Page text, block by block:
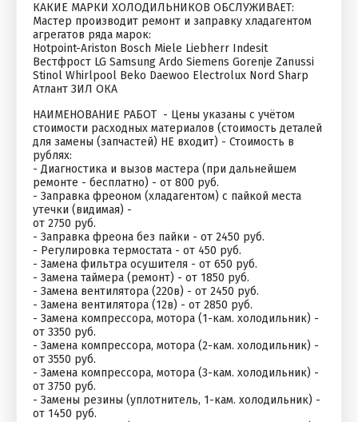
КАКИЕ МАРКИ ХОЛОДИЛЬНИКОВ ОБСЛУЖИВАЕТ:
Мастер производит ремонт и заправку хладагентом
агрегатов ряда марок:
Hotpoint-Ariston Bosch Miele Liebherr Indesit
Вестфрост LG Samsung Ardo Siemens Gorenje Zanussi
Stinol Whirlpool Beko Daewoo Electrolux Nord Sharp
Атлант ЗИЛ ОКА
НАИМЕНОВАНИЕ РАБОТ - Цены указаны с учётом
стоимости расходных материалов (стоимость деталей
для замены (запчастей) НЕ входит) - Стоимость в
рублях:
- Диагностика и вызов мастера (при дальнейшем
ремонте - бесплатно) - от 800 руб.
- Заправка фреоном (хладагентом) с пайкой места
утечки (видимая) -
от 2750 руб.
- Заправка фреона без пайки - от 2450 руб.
- Регулировка термостата - от 450 руб.
- Замена фильтра осушителя - от 650 руб.
- Замена таймера (ремонт) - от 1850 руб.
- Замена вентилятора (220в) - от 2450 руб.
- Замена вентилятора (12в) - от 2850 руб.
- Замена компрессора, мотора (1-кам. холодильник) -
от 3350 руб.
- Замена компрессора, мотора (2-кам. холодильник) -
от 3550 руб.
- Замена компрессора, мотора (3-кам. холодильник) -
от 3750 руб.
- Замены резины (уплотнитель, 1-кам. холодильник) -
от 1450 руб.